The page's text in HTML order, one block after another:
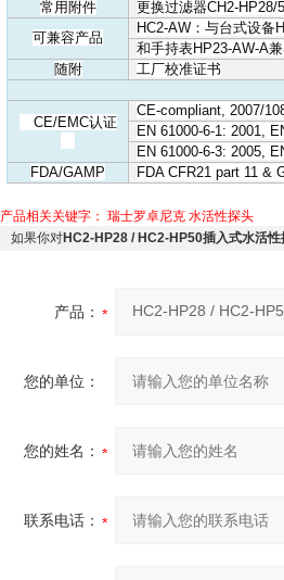
常用附件
更换过滤器CH2-HP28/
可兼容产品
HC2-AW ：与台式设备
和手持表HP23-AW-A
随附
工厂校准证书
CE/EMC认证
CE-compliant, 2007/
EN 61000-6-1: 2001,
EN 61000-6-3: 2005,
FDA/GAMP
FDA CFR21 part 11 &
产品相关关键字： 瑞士罗卓尼克 水活性探头
如果你对HC2-HP28 / HC2-HP50插入式水活性
产品：
您的单位：
您的姓名：
联系电话：